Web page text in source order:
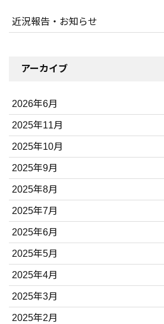
近況報告・お知らせ
アーカイブ
2026年6月
2025年11月
2025年10月
2025年9月
2025年8月
2025年7月
2025年6月
2025年5月
2025年4月
2025年3月
2025年2月